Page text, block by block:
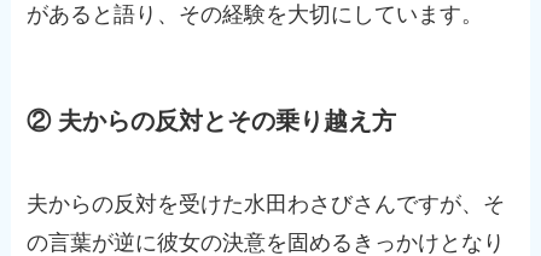
があると語り、その経験を大切にしています。
② 夫からの反対とその乗り越え方
夫からの反対を受けた水田わさびさんですが、そ
の言葉が逆に彼女の決意を固めるきっかけとなり